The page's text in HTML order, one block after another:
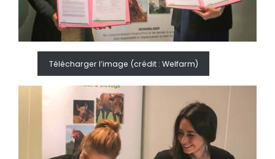
Télécharger l’image (crédit : Welfarm)